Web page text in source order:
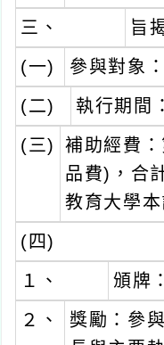
三、
旨
(一)
參與對象
(二)
執行期間
(三)
補助經費
品費)，合
教育大學
(四)
１、
頒牌
２、
獎勵：參